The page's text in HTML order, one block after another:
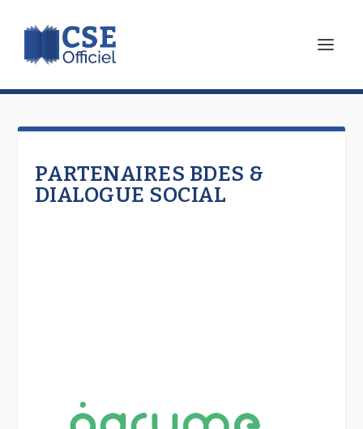
PARTENAIRES BDES &
DIALOGUE SOCIAL